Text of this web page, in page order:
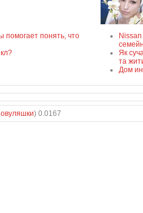
помогает понять, что
Як
та
Дом
овуляшки) 0.0167